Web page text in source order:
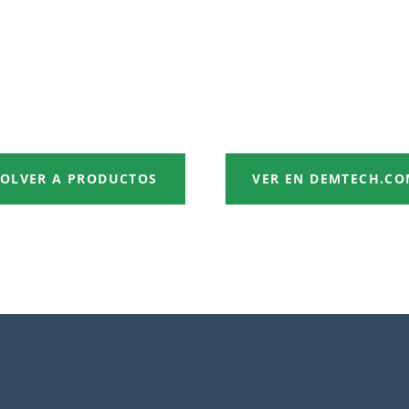
A PRODUCTOS VER EN